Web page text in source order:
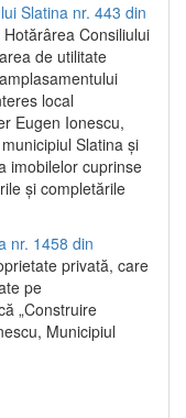
Slatina nr. 443 din
Consiliului
de utilitate
local
Eugen Ionescu,
Slatina şi
imobilelor cuprinse
şi completările
nr. 1458 din
privată, care
pe
„Construire
Municipiul